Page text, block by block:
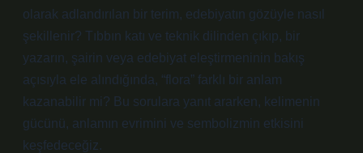
olarak adlandırılan bir terim, edebiyatın gözüyle nasıl
şekillenir? Tıbbın katı ve teknik dilinden çıkıp, bir
yazarın, şairin veya edebiyat eleştirmeninin bakış
açısıyla ele alındığında, “flora” farklı bir anlam
kazanabilir mi? Bu sorulara yanıt ararken, kelimenin
gücünü, anlamın evrimini ve sembolizmin etkisini
keşfedeceğiz.